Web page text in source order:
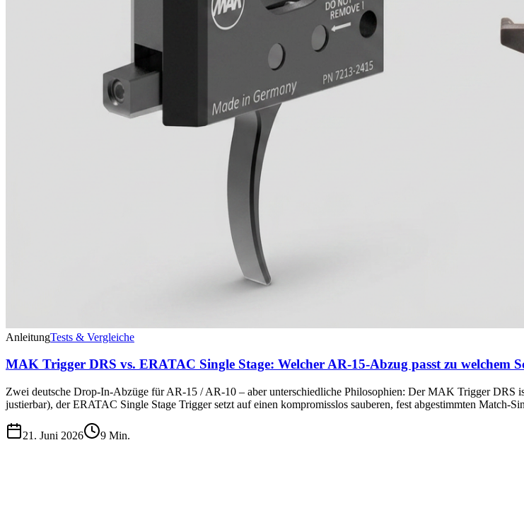
AnleitungTests & Vergleiche
MAK Trigger DRS vs. ERATAC Single Stage: Welcher AR-15-Abzug passt zu welchem
Zwei deutsche Drop-In-Abzüge für AR-15 / AR-10 – aber unterschiedliche Philosophien: Der MAK Trigger DRS
justierbar), der ERATAC Single Stage Trigger setzt auf einen kompromisslos sauberen, fest abgestimmten Match-
21. Juni 2026 9 Min.